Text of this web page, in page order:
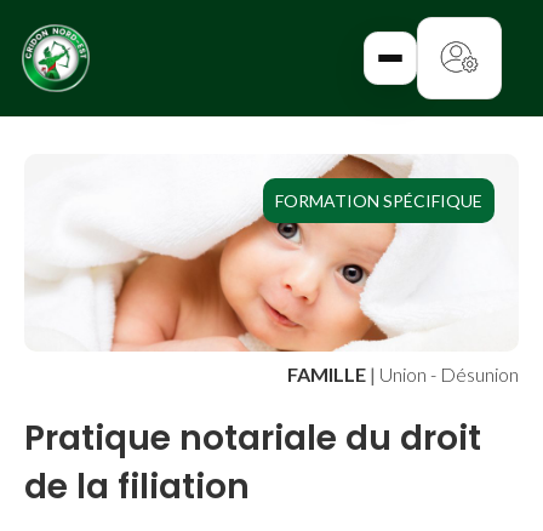
CATALOGUE
ENTREPRISE
IMMOBILIER
RURAL
FAMILLE | Union - Désunion
FORMATION SPÉCIFIQUE
Pratique notariale du droit
de la filiation